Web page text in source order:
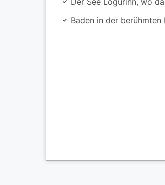
Der See Lögurinn, wo
Baden in der berühmten